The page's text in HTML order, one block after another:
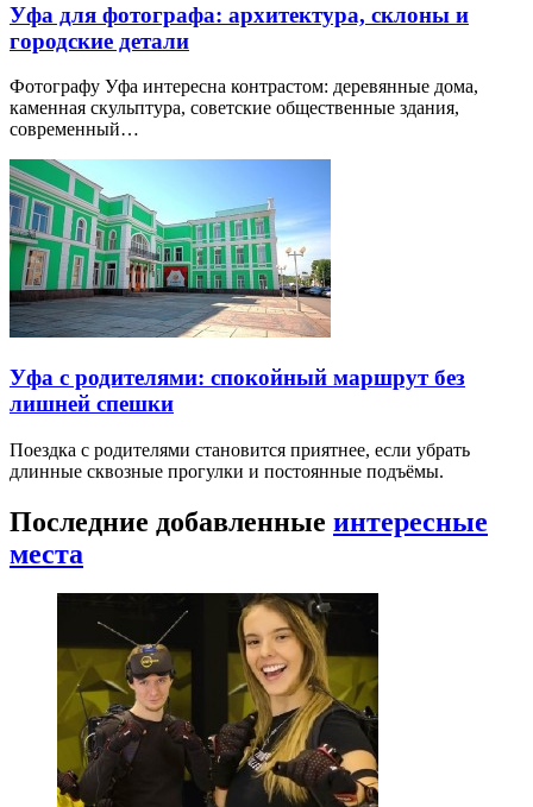
Уфа для фотографа: архитектура, склоны и
городские детали
Фотографу Уфа интересна контрастом: деревянные дома,
каменная скульптура, советские общественные здания,
современный…
Уфа с родителями: спокойный маршрут без
лишней спешки
Поездка с родителями становится приятнее, если убрать
длинные сквозные прогулки и постоянные подъёмы.
Последние добавленные интересные
места